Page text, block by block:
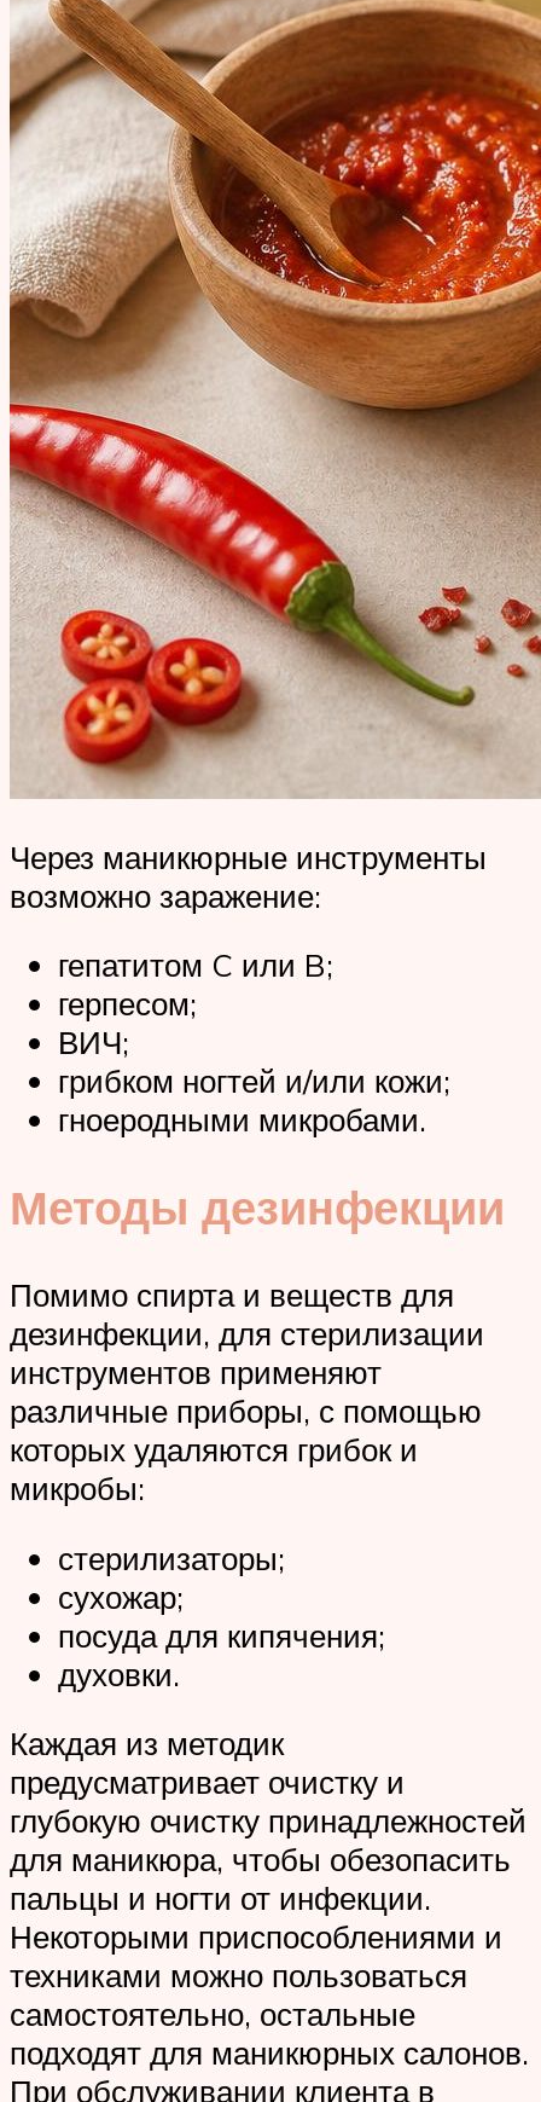
Через маникюрные инструменты
возможно заражение:
гепатитом C или B;
герпесом;
ВИЧ;
грибком ногтей и/или кожи;
гноеродными микробами.
Методы дезинфекции
Помимо спирта и веществ для
дезинфекции, для стерилизации
инструментов применяют
различные приборы, с помощью
которых удаляются грибок и
микробы:
стерилизаторы;
сухожар;
посуда для кипячения;
духовки.
Каждая из методик
предусматривает очистку и
глубокую очистку принадлежностей
для маникюра, чтобы обезопасить
пальцы и ногти от инфекции.
Некоторыми приспособлениями и
техниками можно пользоваться
самостоятельно, остальные
подходят для маникюрных салонов.
При обслуживании клиента в